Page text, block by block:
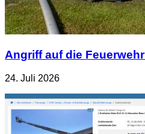
Angriff auf die
24. Juli 2026